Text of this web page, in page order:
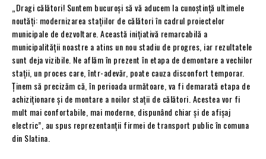
„Dragi călători! Suntem bucuroși să vă aducem la cunoștință ultimele
noutăți: modernizarea stațiilor de călători în cadrul proiectelor
municipale de dezvoltare. Această inițiativă remarcabilă a
municipalității noastre a atins un nou stadiu de progres, iar rezultatele
sunt deja vizibile. Ne aflăm în prezent în etapa de demontare a vechilor
stații, un proces care, într-adevăr, poate cauza disconfort temporar.
Ținem să precizăm că, în perioada următoare, va fi demarată etapa de
achiziționare și de montare a noilor stații de călători. Acestea vor fi
mult mai confortabile, mai moderne, dispunând chiar și de afișaj
electric”, au spus reprezentanții firmei de transport public în comuna
din Slatina.